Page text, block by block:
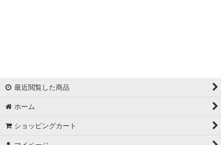
最近閲覧した商品
ホーム
ショッピングカート